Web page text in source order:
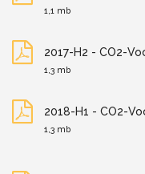
1,1 mb
2017-H2 - CO2-
1,3 mb
2018-H1 - CO2-
1,3 mb